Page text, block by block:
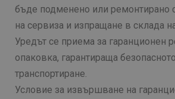
бъде подменено или ремонтирано
на сервиза и изпращане в склада
Уредът се приема за гаранционен
опаковка, гарантираща
транспортиране.
Условие за извършване на